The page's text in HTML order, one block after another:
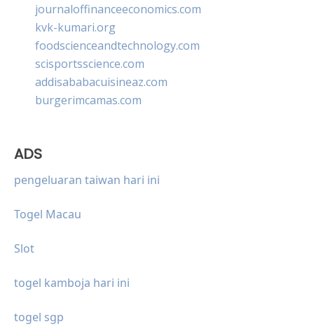
journaloffinanceeconomics.com
kvk-kumari.org
foodscienceandtechnology.com
scisportsscience.com
addisababacuisineaz.com
burgerimcamas.com
ADS
pengeluaran taiwan hari ini
Togel Macau
Slot
togel kamboja hari ini
togel sgp